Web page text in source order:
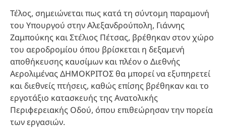
Τέλος, σημειώνεται πως κατά τη σύντομη παραμονή
του Υπουργού στην Αλεξανδρούπολη, Γιάννης
Ζαμπούκης και Στέλιος Πέτσας, βρέθηκαν στον χώρο
του αεροδρομίου όπου βρίσκεται η δεξαμενή
αποθήκευσης καυσίμων και πλέον ο Διεθνής
Αερολιμένας ΔΗΜΟΚΡΙΤΟΣ θα μπορεί να εξυπηρετεί
και διεθνείς πτήσεις, καθώς επίσης βρέθηκαν και το
εργοτάξιο κατασκευής της Ανατολικής
Περιφερειακής Οδού, όπου επιθεώρησαν την πορεία
των εργασιών.